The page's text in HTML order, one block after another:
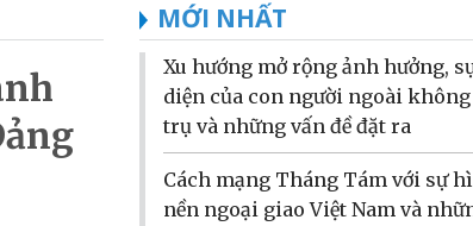
MỚI NHẤT
Xu hướng mở rộng ảnh hưởng,
diện của con người ngoài
trụ và những vấn đề đặt ra
Cách mạng Tháng Tám với sự
nền ngoại giao Việt Nam và